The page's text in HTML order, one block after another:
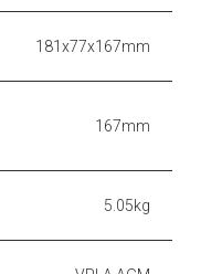
181x77x167mm
167mm
5.05kg